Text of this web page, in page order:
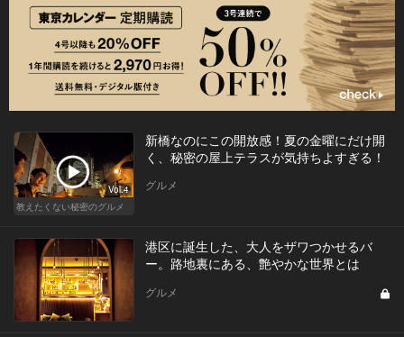
Vol.4
教えたくない秘密のグルメ
新橋なのにこの開放感！夏の金曜にだけ開
く、秘密の屋上テラスが気持ちよすぎる！
グルメ
港区に誕生した、大人をザワつかせるバ
ー。路地裏にある、艶やかな世界とは
グルメ